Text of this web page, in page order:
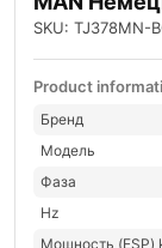
SKU: TJ378MN-
Product
Бренд
Модель
Фаза
Hz
Мощность (ESP)